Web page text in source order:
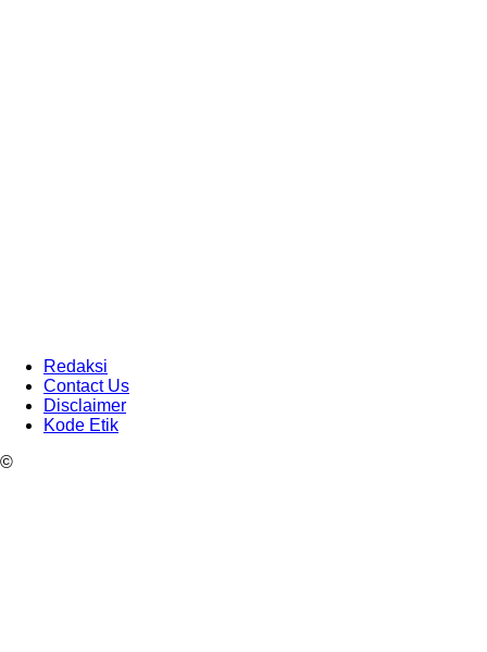
Redaksi
Contact Us
Disclaimer
Kode Etik
©